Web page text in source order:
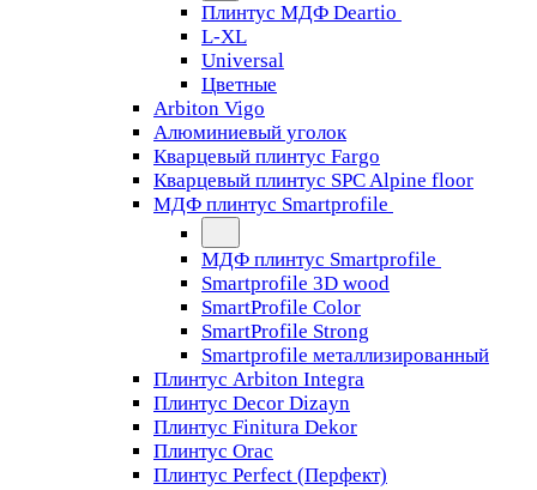
Плинтус МДФ Deartio
L-XL
Universal
Цветные
Arbiton Vigo
Алюминиевый уголок
Кварцевый плинтус Fargo
Кварцевый плинтус SPC Alpine floor
МДФ плинтус Smartprofile
МДФ плинтус Smartprofile
Smartprofile 3D wood
SmartProfile Color
SmartProfile Strong
Smartprofile металлизированный
Плинтус Arbiton Integra
Плинтус Decor Dizayn
Плинтус Finitura Dekor
Плинтус Orac
Плинтус Perfect (Перфект)